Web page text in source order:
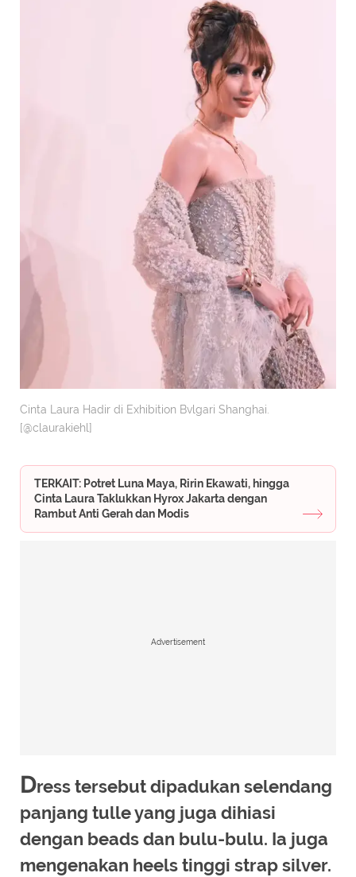
Cinta Laura Hadir di Exhibition Bvlgari Shanghai.
[@claurakiehl]
TERKAIT: Potret Luna Maya, Ririn Ekawati, hingga
Cinta Laura Taklukkan Hyrox Jakarta dengan
Rambut Anti Gerah dan Modis
Advertisement
Dress tersebut dipadukan selendang
panjang tulle yang juga dihiasi
dengan beads dan bulu-bulu. Ia juga
mengenakan heels tinggi strap silver.